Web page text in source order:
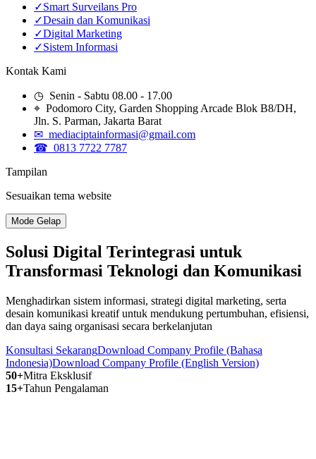
✓Smart Surveilans Pro
✓Desain dan Komunikasi
✓Digital Marketing
✓Sistem Informasi
Kontak Kami
◷ Senin - Sabtu 08.00 - 17.00
⌖ Podomoro City, Garden Shopping Arcade Blok B8/DH,
Jln. S. Parman, Jakarta Barat
✉ mediaciptainformasi@gmail.com
☎ 0813 7722 7787
Tampilan
Sesuaikan tema website
Mode Gelap
Solusi Digital Terintegrasi untuk
Transformasi Teknologi dan Komunikasi
Menghadirkan sistem informasi, strategi digital marketing, serta
desain komunikasi kreatif untuk mendukung pertumbuhan, efisiensi,
dan daya saing organisasi secara berkelanjutan
Konsultasi SekarangDownload Company Profile (Bahasa
Indonesia)Download Company Profile (English Version)
50+Mitra Eksklusif
15+Tahun Pengalaman